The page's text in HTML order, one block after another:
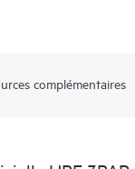
complémentaires